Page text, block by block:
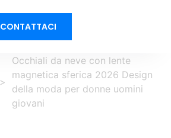
CONTATTACI
>
Occhiali da neve con lente
magnetica sferica 2026 Design
della moda per donne uomini
giovani